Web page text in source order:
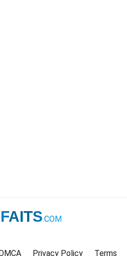
.COM
DMCA Privacy Policy Terms